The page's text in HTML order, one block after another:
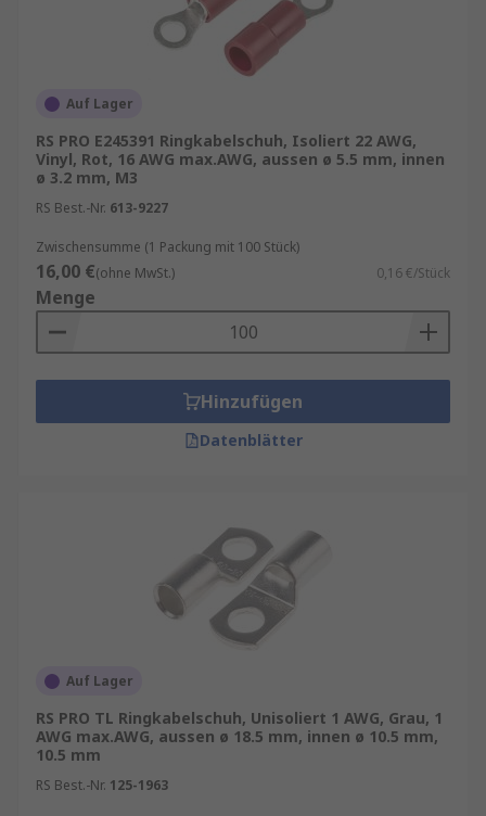
Auf Lager
RS PRO E245391 Ringkabelschuh, Isoliert 22 AWG,
Vinyl, Rot, 16 AWG max.AWG, aussen ø 5.5 mm, innen
ø 3.2 mm, M3
RS Best.-Nr. 613-9227
Zwischensumme (1 Packung mit 100 Stück)
16,00 €(ohne MwSt.) 0,16 €/Stück
Menge
Hinzufügen
Datenblätter
Auf Lager
RS PRO TL Ringkabelschuh, Unisoliert 1 AWG, Grau, 1
AWG max.AWG, aussen ø 18.5 mm, innen ø 10.5 mm,
10.5 mm
RS Best.-Nr. 125-1963